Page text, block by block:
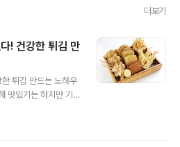
더보기
! 건강한 튀김 만
튀김 만드는 노하우
맛있기는 하지만 기
들에게 좋은 정보가